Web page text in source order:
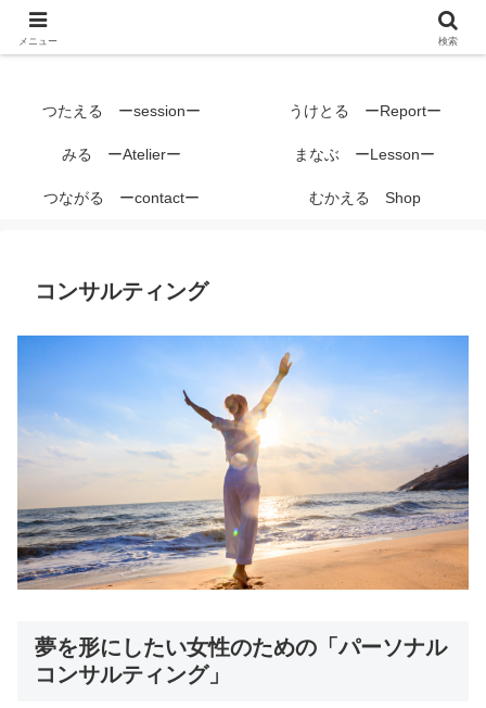
つたえる ーsessionー うけとる ーReportー
みる ーAtelierー まなぶ ーLessonー
つながる ーcontactー むかえる Shop
コンサルティング
夢を形にしたい女性のための「パーソナル
コンサルティング」
メニュー 検索